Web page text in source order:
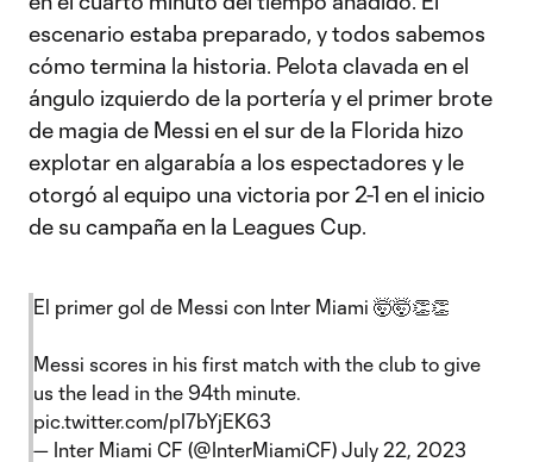
escenario estaba preparado, y todos sabemos
cómo termina la historia. Pelota clavada en el
ángulo izquierdo de la portería y el primer brote
de magia de Messi en el sur de la Florida hizo
explotar en algarabía a los espectadores y le
otorgó al equipo una victoria por 2-1 en el inicio
de su campaña en la Leagues Cup.
El primer gol de Messi con Inter Miami 🤯🤯👏👏
Messi scores in his first match with the club to give
us the lead in the 94th minute.
pic.twitter.com/pI7bYjEK63
— Inter Miami CF (@InterMiamiCF) July 22, 2023